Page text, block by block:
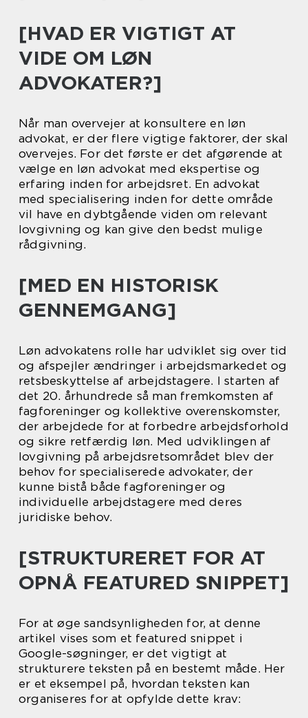
[HVAD ER VIGTIGT AT
VIDE OM LØN
ADVOKATER?]
Når man overvejer at konsultere en løn
advokat, er der flere vigtige faktorer, der skal
overvejes. For det første er det afgørende at
vælge en løn advokat med ekspertise og
erfaring inden for arbejdsret. En advokat
med specialisering inden for dette område
vil have en dybtgående viden om relevant
lovgivning og kan give den bedst mulige
rådgivning.
[MED EN HISTORISK
GENNEMGANG]
Løn advokatens rolle har udviklet sig over tid
og afspejler ændringer i arbejdsmarkedet og
retsbeskyttelse af arbejdstagere. I starten af
det 20. århundrede så man fremkomsten af
fagforeninger og kollektive overenskomster,
der arbejdede for at forbedre arbejdsforhold
og sikre retfærdig løn. Med udviklingen af
lovgivning på arbejdsretsområdet blev der
behov for specialiserede advokater, der
kunne bistå både fagforeninger og
individuelle arbejdstagere med deres
juridiske behov.
[STRUKTURERET FOR AT
OPNÅ FEATURED SNIPPET]
For at øge sandsynligheden for, at denne
artikel vises som et featured snippet i
Google-søgninger, er det vigtigt at
strukturere teksten på en bestemt måde. Her
er et eksempel på, hvordan teksten kan
organiseres for at opfylde dette krav: